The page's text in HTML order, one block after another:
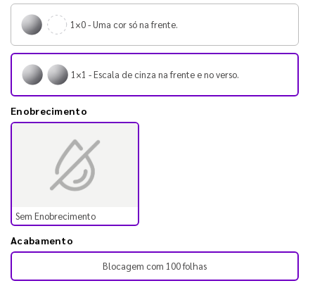
1×0 - Uma cor só na frente.
1×1 - Escala de cinza na frente e no verso.
Enobrecimento
Sem Enobrecimento
Acabamento
Blocagem com 100 folhas